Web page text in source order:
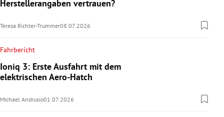
Herstellerangaben vertrauen?
Teresa Richter-Trummer08.07.2026
Fahrbericht
Ioniq 3: Erste Ausfahrt mit dem
elektrischen Aero-Hatch
Michael Andrusio01.07.2026